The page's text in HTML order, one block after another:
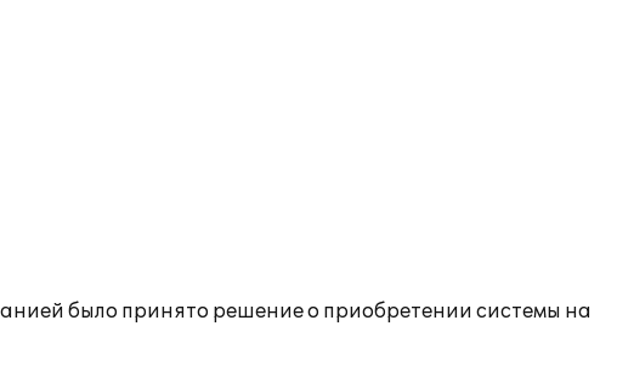
было принято решение о приобретении системы на